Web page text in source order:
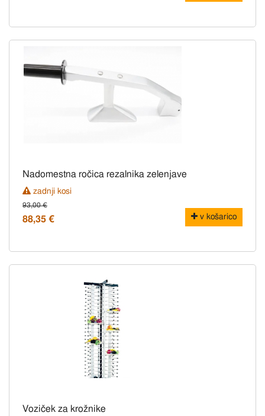
Nadomestna ročica rezalnika zelenjave
zadnji kosi
93,00 €
88,35 € v košarico
Voziček za krožnike